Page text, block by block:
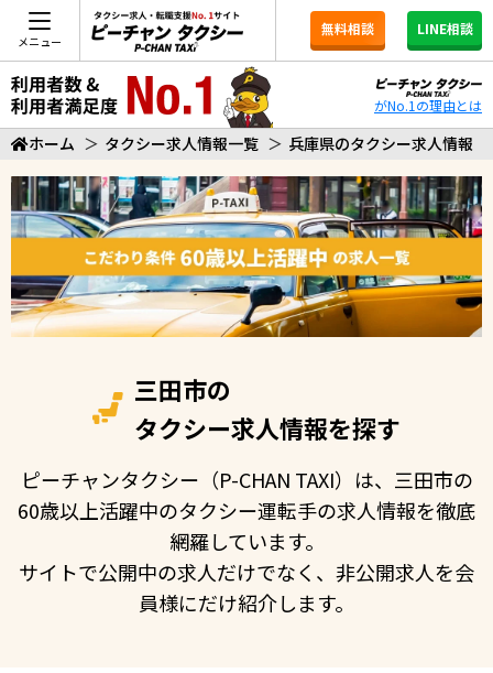
メニュー
無料相談 LINE相談
がNo.1の理由とは
ホーム ＞ タクシー求人情報一覧 ＞ 兵庫県のタクシー求人情報
三田市の
タクシー求人情報を探す
ピーチャンタクシー（P-CHAN TAXI）は、三田市の
60歳以上活躍中のタクシー運転手の求人情報を徹底
網羅しています。
サイトで公開中の求人だけでなく、非公開求人を会
員様にだけ紹介します。